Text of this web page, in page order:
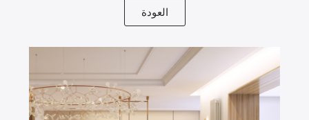
العودة